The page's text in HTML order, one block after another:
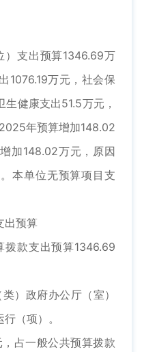
支出预算1346.69万
1076.19万元，社会保
健康支出51.5万元，
年预算增加148.02
加148.02万元，原因
本单位无预算项目支
预算
款支出预算1346.69
政府办公厅（室）
（项）。
占一般公共预算拨款